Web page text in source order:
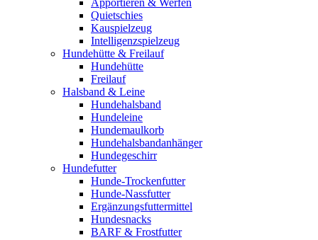
Apportieren & Werfen
Quietschies
Kauspielzeug
Intelligenzspielzeug
Hundehütte & Freilauf
Hundehütte
Freilauf
Halsband & Leine
Hundehalsband
Hundeleine
Hundemaulkorb
Hundehalsbandanhänger
Hundegeschirr
Hundefutter
Hunde-Trockenfutter
Hunde-Nassfutter
Ergänzungsfuttermittel
Hundesnacks
BARF & Frostfutter